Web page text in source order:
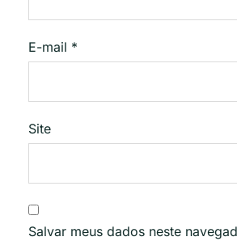
E-mail *
Site
Salvar meus dados neste